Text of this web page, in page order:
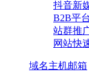
抖音新
B2B平台
站群推
网站快
域名主机邮箱